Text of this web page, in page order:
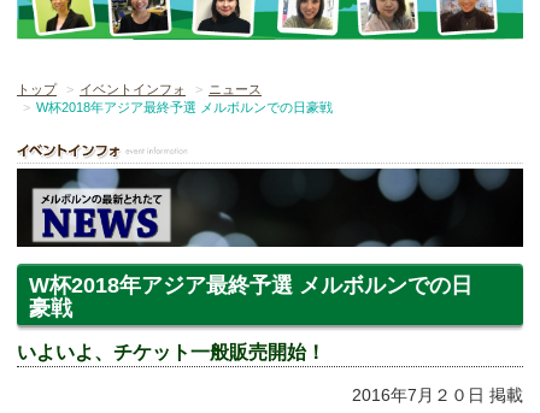
トップ イベントインフォ
ニュース
W杯2018年アジア最終予選 メルボルンでの日豪戦
W杯2018年アジア最終予選 メルボルンでの日
豪戦
いよいよ、チケット一般販売開始！
2016年7月２０日 掲載